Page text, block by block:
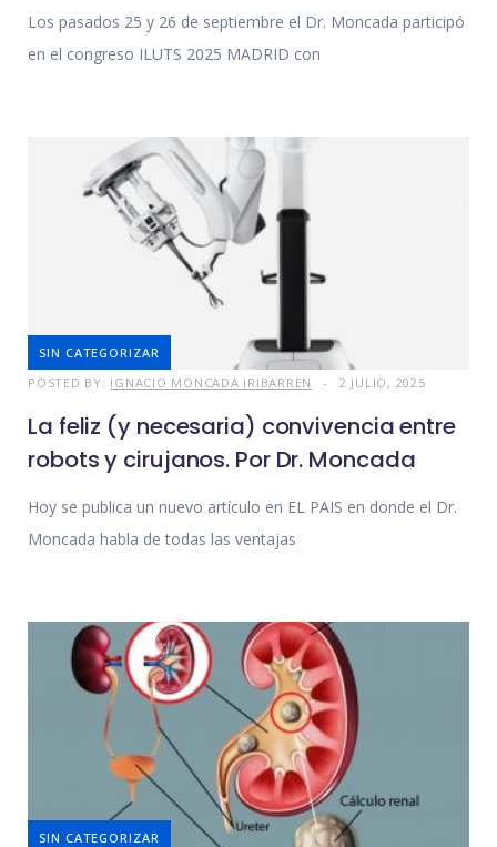
Los pasados 25 y 26 de septiembre el Dr. Moncada participó
en el congreso ILUTS 2025 MADRID con
SIN CATEGORIZAR
POSTED BY: IGNACIO MONCADA IRIBARREN 2 JULIO, 2025
La feliz (y necesaria) convivencia entre
robots y cirujanos. Por Dr. Moncada
Hoy se publica un nuevo artículo en EL PAIS en donde el Dr.
Moncada habla de todas las ventajas
SIN CATEGORIZAR